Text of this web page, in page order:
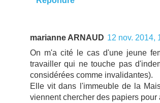
marianne ARNAUD 12 nov. 2014,
On m'a cité le cas d'une jeune
travailler qui ne touche pas
considérées comme invalidantes).
Elle vit dans l'immeuble de la
viennent chercher des papiers